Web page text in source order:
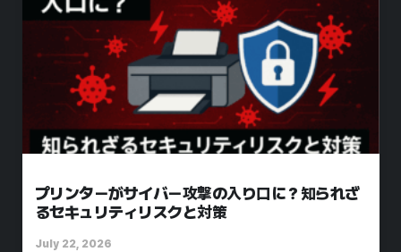
プリンターがサイバー攻撃の入り口に？知られざ
るセキュリティリスクと対策
July 22, 2026